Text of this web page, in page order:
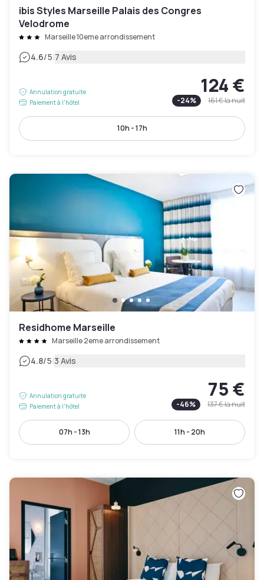
ibis Styles Marseille Palais des Congres
Velodrome
Marseille 10eme arrondissement
4.6/5|7 Avis
Annulation gratuite
Paiement à l'hôtel
124 €
-24% 161 €la nuit
10h - 17h
Residhome Marseille
Marseille 2eme arrondissement
4.8/5|3 Avis
Annulation gratuite
Paiement à l'hôtel
75 €
-46% 137 €la nuit
07h - 13h 11h - 20h